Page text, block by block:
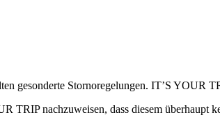
gesonderte Stornoregelungen. IT’S YOUR
TRIP nachzuweisen, dass diesem überhaupt